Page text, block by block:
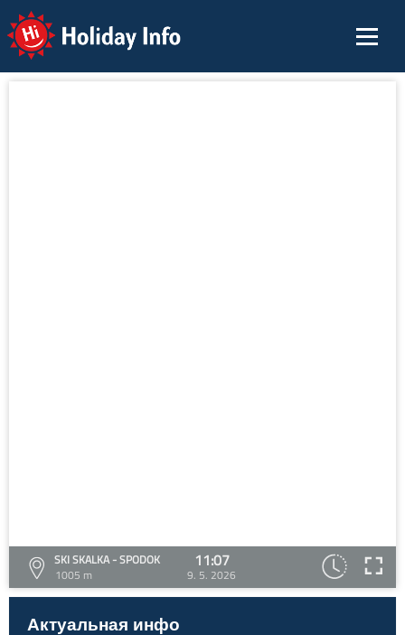
Holiday Info
SKI SKALKA - SPODOK
1005 m
11:07
9. 5. 2026
Актуальная инфо